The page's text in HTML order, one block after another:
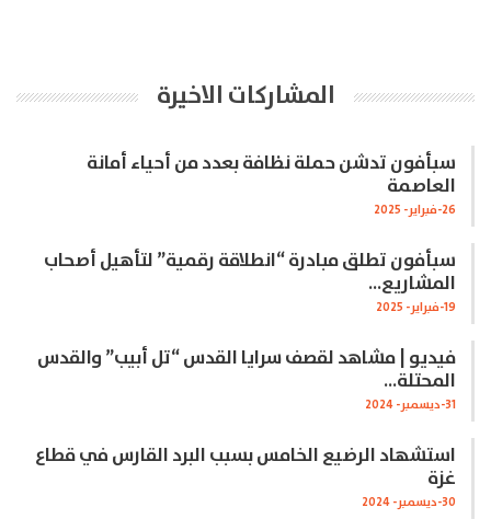
المشاركات الاخيرة
سبأفون تدشن حملة نظافة بعدد من أحياء أمانة
العاصمة
26-فبراير- 2025
سبأفون تطلق مبادرة “انطلاقة رقمية” لتأهيل أصحاب
المشاريع…
19-فبراير- 2025
فيديو | مشاهد لقصف سرايا القدس “تل أبيب” والقدس
المحتلة…
31-ديسمبر- 2024
استشهاد الرضيع الخامس بسبب البرد القارس في قطاع
غزة
30-ديسمبر- 2024